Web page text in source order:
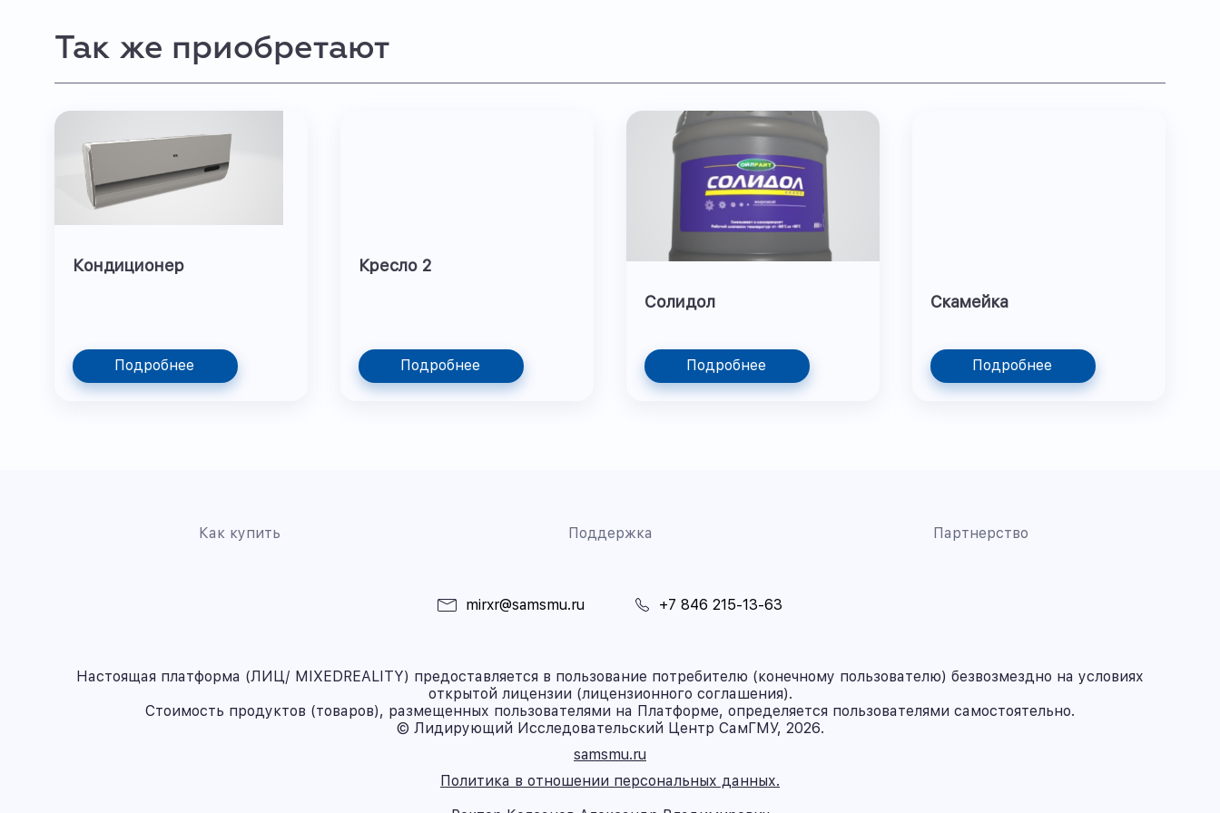
Так же приобретают
Кондиционер
Подробнее
Кресло 2
Подробнее
Солидол
Подробнее
Скамейка
Подробнее
Как купить Поддержка Партнерство
mirxr@samsmu.ru +7 846 215-13-63
Настоящая платформа (ЛИЦ/ MIXEDREALITY) предоставляется в пользование потребителю (конечному пользователю) безвозмездно на условиях
открытой лицензии (лицензионного соглашения).
Стоимость продуктов (товаров), размещенных пользователями на Платформе, определяется пользователями самостоятельно.
© Лидирующий Исследовательский Центр СамГМУ, 2026.
samsmu.ru
Политика в отношении персональных данных.